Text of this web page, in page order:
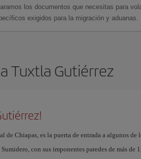
los documentos que necesitas para
exigidos para la migración y aduanas.
Tuxtla Gutiérrez
de Chiapas, es la puerta de entrada a algunos de
con sus imponentes paredes de más de